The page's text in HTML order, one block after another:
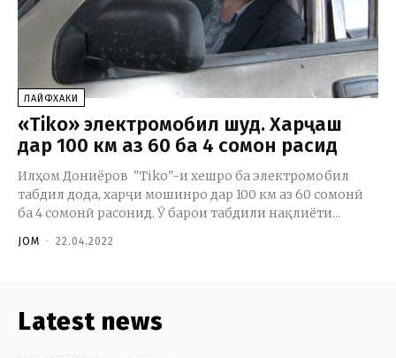
ЛАЙФХАКИ
«Tiko» электромобил шуд. Харҷаш
дар 100 км аз 60 ба 4 сомонӣ расид
Илҳом Дониёров "Tiko"-и хешро ба электромобил
табдил дода, харҷи мошинро дар 100 км аз 60 сомонӣ
ба 4 сомонӣ расонид. Ӯ барои табдили нақлиёти...
JOM - 22.04.2022
Latest news